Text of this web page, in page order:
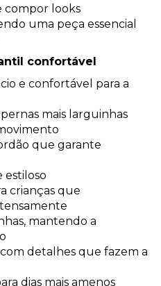
compor looks
uma peça essencial
confortável
e confortável para a
mais larguinhas
que garante
estiloso
crianças que
mantendo a
detalhes que fazem a
dias mais amenos